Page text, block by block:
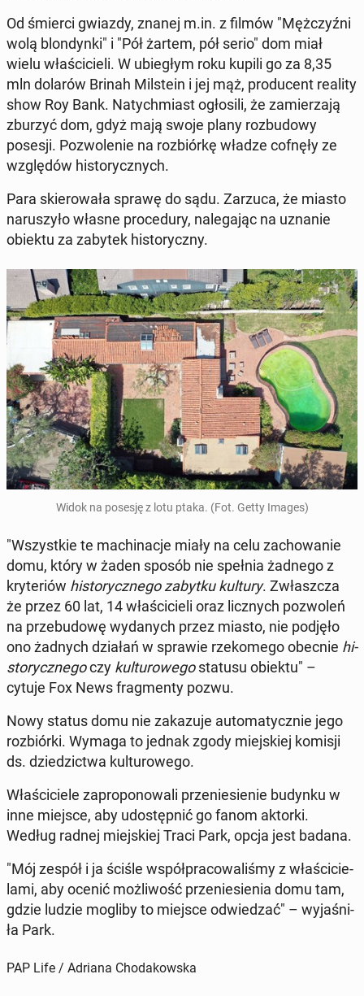
Od śmierci gwiazdy, znanej m.in. z filmów "Męż­czyź­ni
wolą blon­dyn­ki" i "Pół żartem, pół serio" dom miał
wielu wła­ści­cie­li. W ubie­głym roku kupili go za 8,35
mln dolarów Brinah Mil­ste­in i jej mąż, pro­du­cent reality
show Roy Bank. Na­tych­miast ogło­si­li, że za­mie­rza­ją
zburzyć dom, gdyż mają swoje plany roz­bu­do­wy
posesji. Po­zwo­le­nie na roz­biór­kę władze cofnęły ze
wzglę­dów hi­sto­rycz­nych.
Para skie­ro­wa­ła sprawę do sądu. Zarzuca, że miasto
na­ru­szy­ło własne pro­ce­du­ry, na­le­ga­jąc na uznanie
obiektu za zabytek hi­sto­rycz­ny.
Widok na posesję z lotu ptaka. (Fot. Getty Images)
"Wszyst­kie te ma­chi­na­cje miały na celu za­cho­wa­nie
domu, który w żaden sposób nie spełnia żadnego z
kry­te­riów hi­sto­rycz­ne­go zabytku kultury. Zwłasz­cza
że przez 60 lat, 14 wła­ści­cie­li oraz licz­nych po­zwo­leń
na prze­bu­do­wę wy­da­nych przez miasto, nie podjęło
ono żadnych działań w sprawie rze­ko­me­go obecnie hi­
sto­rycz­ne­goczy kul­tu­ro­we­gostatusu obiektu" –
cytuje Fox News frag­men­ty pozwu.
Nowy status domu nie za­ka­zu­je au­to­ma­tycz­nie jego
roz­biór­ki. Wymaga to jednak zgody miej­skiej komisji
ds. dzie­dzic­twa kul­tu­ro­we­go.
Wła­ści­cie­le za­pro­po­no­wa­li prze­nie­sie­nie budynku w
inne miejsce, aby udo­stęp­nić go fanom aktorki.
Według radnej miej­skiej Traci Park, opcja jest badana.
"Mój zespół i ja ściśle współ­pra­co­wa­li­śmy z wła­ści­cie­
la­mi, aby ocenić moż­li­wość prze­nie­sie­nia domu tam,
gdzie ludzie mogliby to miejsce od­wie­dzać" – wy­ja­śni­
ła Park.
PAP Life / Adriana Chodakowska